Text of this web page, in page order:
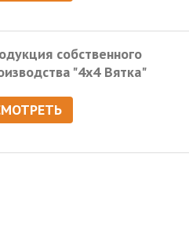
собственного
"4х4 Вятка"